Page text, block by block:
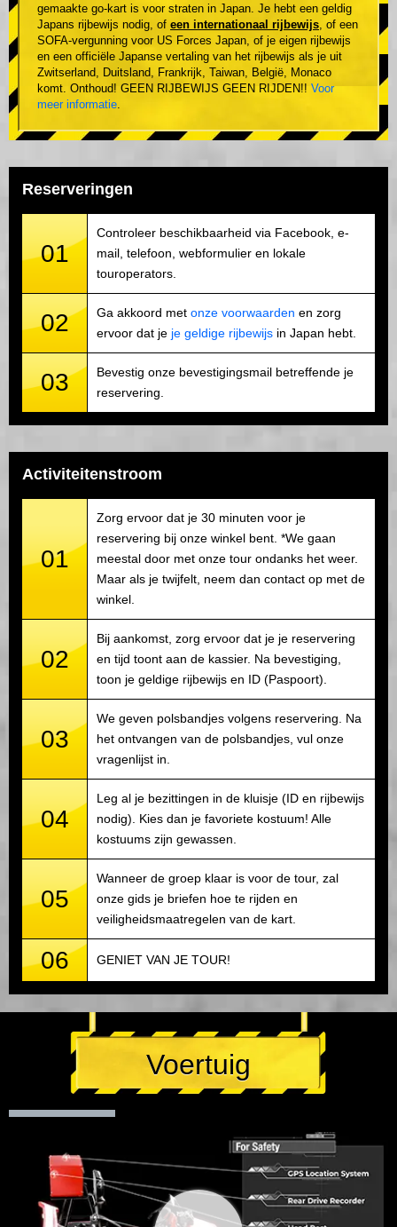
gemaakte go-kart is voor straten in Japan. Je hebt een geldig
Japans rijbewijs nodig, of een internationaal rijbewijs, of een
SOFA-vergunning voor US Forces Japan, of je eigen rijbewijs
en een officiële Japanse vertaling van het rijbewijs als je uit
Zwitserland, Duitsland, Frankrijk, Taiwan, België, Monaco
komt. Onthoud! GEEN RIJBEWIJS GEEN RIJDEN!! Voor
meer informatie.
Reserveringen
01
Controleer beschikbaarheid via Facebook, e-
mail, telefoon, webformulier en lokale
touroperators.
02 Ga akkoord met onze voorwaarden en zorg
ervoor dat je je geldige rijbewijs in Japan hebt.
03
Bevestig onze bevestigingsmail betreffende je
reservering.
Activiteitenstroom
01
Zorg ervoor dat je 30 minuten voor je
reservering bij onze winkel bent. *We gaan
meestal door met onze tour ondanks het weer.
Maar als je twijfelt, neem dan contact op met de
winkel.
02
Bij aankomst, zorg ervoor dat je je reservering
en tijd toont aan de kassier. Na bevestiging,
toon je geldige rijbewijs en ID (Paspoort).
03
We geven polsbandjes volgens reservering. Na
het ontvangen van de polsbandjes, vul onze
vragenlijst in.
04
Leg al je bezittingen in de kluisje (ID en rijbewijs
nodig). Kies dan je favoriete kostuum! Alle
kostuums zijn gewassen.
05
Wanneer de groep klaar is voor de tour, zal
onze gids je briefen hoe te rijden en
veiligheidsmaatregelen van de kart.
06 GENIET VAN JE TOUR!
Voertuig